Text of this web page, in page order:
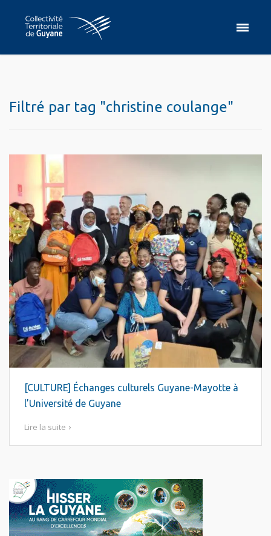
Filtré par tag "christine coulange"
[CULTURE] Échanges culturels Guyane-Mayotte à
l’Université de Guyane
Lire la suite